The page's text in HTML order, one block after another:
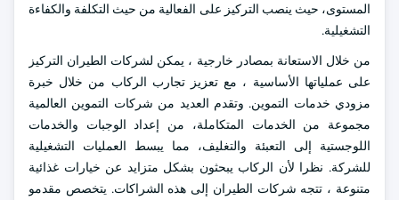
المستوى، حيث ينصب التركيز على الفعالية من حيث التكلفة والكفاءة
التشغيلية.
من خلال الاستعانة بمصادر خارجية ، يمكن لشركات الطيران التركيز
على عملياتها الأساسية ، مع تعزيز تجارب الركاب من خلال خبرة
مزودي خدمات التموين. وتقدم العديد من شركات التموين العالمية
مجموعة من الخدمات المتكاملة، من إعداد الوجبات والخدمات
اللوجستية إلى التعبئة والتغليف، مما يبسط العمليات التشغيلية
للشركة. نظرا لأن الركاب يبحثون بشكل متزايد عن خيارات غذائية
متنوعة ، تتجه شركات الطيران إلى هذه الشراكات. يتخصص مقدمو